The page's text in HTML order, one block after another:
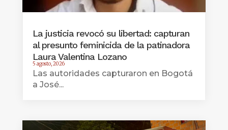
La justicia revocó su libertad: capturan
al presunto feminicida de la patinadora
Laura Valentina Lozano
5 agosto, 2026
Las autoridades capturaron en Bogotá
a José...